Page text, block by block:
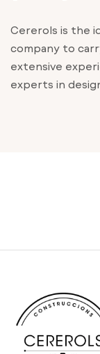
Cererols is the
company to
extensive
experts in